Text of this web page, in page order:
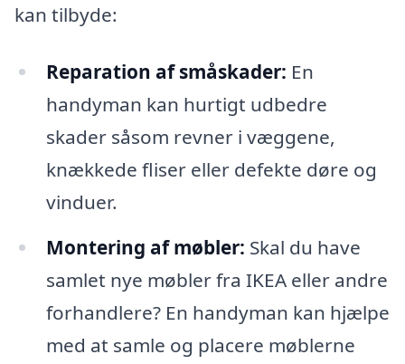
kan tilbyde:
Reparation af småskader: En
handyman kan hurtigt udbedre
skader såsom revner i væggene,
knækkede fliser eller defekte døre og
vinduer.
Montering af møbler: Skal du have
samlet nye møbler fra IKEA eller andre
forhandlere? En handyman kan hjælpe
med at samle og placere møblerne